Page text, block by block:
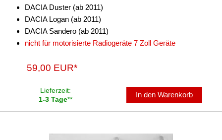
DACIA Duster (ab 2011)
DACIA Logan (ab 2011)
DACIA Sandero (ab 2011)
nicht für motorisierte Radiogeräte 7 Zoll Geräte
59,00 EUR*
Lieferzeit:
1-3 Tage**
In den Warenkorb